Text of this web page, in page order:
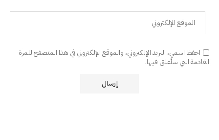
احفظ اسمي، البريد الإلكتروني، والموقع الإلكتروني في هذا المتصفح للمرة
القادمة التي سأعلق فيها.